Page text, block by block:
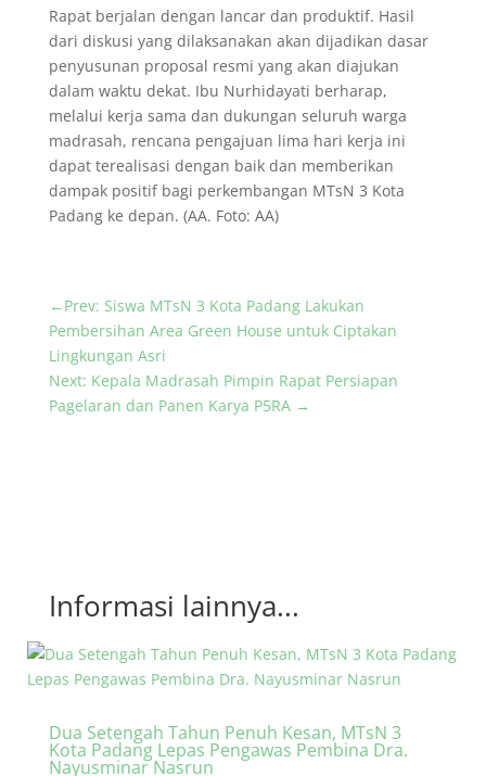
Rapat berjalan dengan lancar dan produktif. Hasil
dari diskusi yang dilaksanakan akan dijadikan dasar
penyusunan proposal resmi yang akan diajukan
dalam waktu dekat. Ibu Nurhidayati berharap,
melalui kerja sama dan dukungan seluruh warga
madrasah, rencana pengajuan lima hari kerja ini
dapat terealisasi dengan baik dan memberikan
dampak positif bagi perkembangan MTsN 3 Kota
Padang ke depan. (AA. Foto: AA)
← Prev: Siswa MTsN 3 Kota Padang Lakukan
Pembersihan Area Green House untuk Ciptakan
Lingkungan Asri
Next: Kepala Madrasah Pimpin Rapat Persiapan
Pagelaran dan Panen Karya P5RA→
Informasi lainnya...
Dua Setengah Tahun Penuh Kesan, MTsN 3
Kota Padang Lepas Pengawas Pembina Dra.
Nayusminar Nasrun